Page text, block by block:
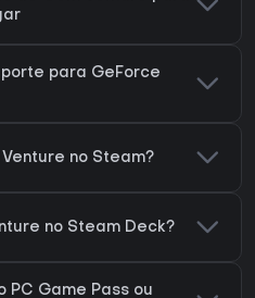
para GeForce
no Steam?
no Steam Deck?
PC Game Pass ou